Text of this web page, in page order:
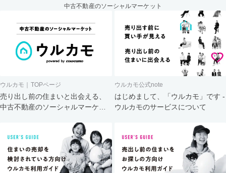
中古不動産のソーシャルマーケット
ウルカモ｜TOPページ
売り出し前の住まいと出会える、
中古不動産のソーシャルマーケッ
ウルカモ公式note
はじめまして、「ウルカモ」です -
ウルカモのサービスについて